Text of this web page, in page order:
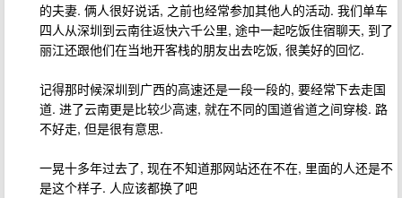
的夫妻. 俩人很好说话, 之前也经常参加其他人的活动. 我们单车
四人从深圳到云南往返快六千公里, 途中一起吃饭住宿聊天, 到了
丽江还跟他们在当地开客栈的朋友出去吃饭, 很美好的回忆.
记得那时候深圳到广西的高速还是一段一段的, 要经常下去走国
道. 进了云南更是比较少高速, 就在不同的国道省道之间穿梭. 路
不好走, 但是很有意思.
一晃十多年过去了, 现在不知道那网站还在不在, 里面的人还是不
是这个样子. 人应该都换了吧